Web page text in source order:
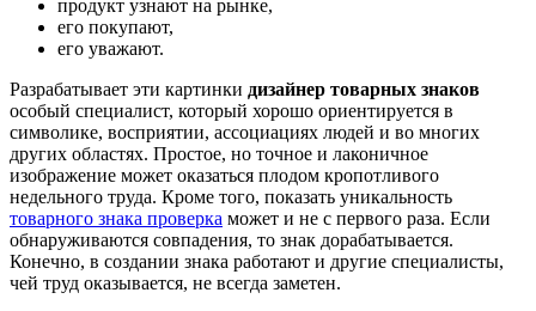
продукт узнают на рынке,
его покупают,
его уважают.
Разрабатывает эти картинки дизайнер товарных знаков
особый специалист, который хорошо ориентируется в
символике, восприятии, ассоциациях людей и во многих
других областях. Простое, но точное и лаконичное
изображение может оказаться плодом кропотливого
недельного труда. Кроме того, показать уникальность
товарного знака проверка может и не с первого раза. Если
обнаруживаются совпадения, то знак дорабатывается.
Конечно, в создании знака работают и другие специалисты,
чей труд оказывается, не всегда заметен.